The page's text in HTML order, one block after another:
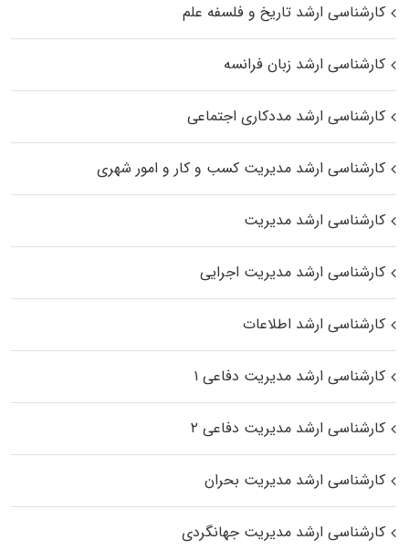
کارشناسی ارشد تاریخ و فلسفه علم
کارشناسی ارشد زبان فرانسه
کارشناسی ارشد مددکاری اجتماعی
کارشناسی ارشد مدیریت کسب و کار و امور شهری
کارشناسی ارشد مدیریت
کارشناسی ارشد مدیریت اجرایی
کارشناسی ارشد اطلاعات
کارشناسی ارشد مدیریت دفاعی ۱
کارشناسی ارشد مدیریت دفاعی ۲
کارشناسی ارشد مدیریت بحران
کارشناسی ارشد مدیریت جهانگردی